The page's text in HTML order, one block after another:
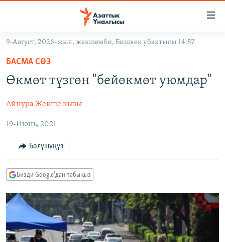
Навигацияга
өтүңүз
Издөөгө
салыңыз
САЯСАТ
ЭКОНОМИКА
МАДАНИЯТ
ДҮЙНӨ
БОРБОР АЗИЯ
УКРАИНА
АТАЙЫН ИЛИКТӨӨ
ТВ ПРОГРАММАЛАР
БҮГҮН АЗАТТЫКТА
ЭКСПЕРТТЕР ТАЛДАЙТ
БИЗ ЖАНА ДҮЙНӨ
ДАНИСТЕ
ЭЖЕ-СИҢДИЛЕР
ПОДКАСТ
ӨЗГӨЧӨ ПИКИР
Русский
ОНЛАЙН ШЕРИНЕ
9-Август, 2026-жыл, жекшемби, Бишкек убактысы 14:57
БАСМА СӨЗ
Өкмөт түзгөн "бейөкмөт уюмдар"
Айнура Жекше кызы
19-Июнь, 2021
Бөлүшүңүз
Бизди Google'дан табыңыз